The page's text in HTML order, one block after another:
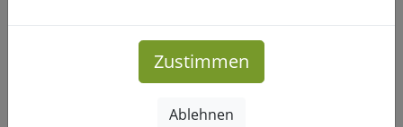
Mehr Infos
Zustimmen
Ablehnen